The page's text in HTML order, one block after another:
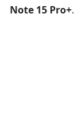
Note 15 Pro+.